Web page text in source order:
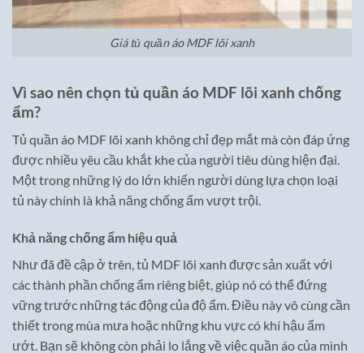
Giá tủ quần áo MDF lõi xanh
Vì sao nên chọn tủ quần áo MDF lõi xanh chống
ẩm?
Tủ quần áo MDF lõi xanh không chỉ đẹp mắt mà còn đáp ứng
được nhiều yêu cầu khắt khe của người tiêu dùng hiện đại.
Một trong những lý do lớn khiến người dùng lựa chọn loại
tủ này chính là khả năng chống ẩm vượt trội.
Khả năng chống ẩm hiệu quả
Như đã đề cập ở trên, tủ MDF lõi xanh được sản xuất với
các thành phần chống ẩm riêng biệt, giúp nó có thể đứng
vững trước những tác động của độ ẩm. Điều này vô cùng cần
thiết trong mùa mưa hoặc những khu vực có khí hậu ẩm
ướt. Bạn sẽ không còn phải lo lắng về việc quần áo của mình